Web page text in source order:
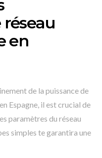
en
de la puissance de
Espagne, il est crucial de
paramètres du réseau
simples te garantira une